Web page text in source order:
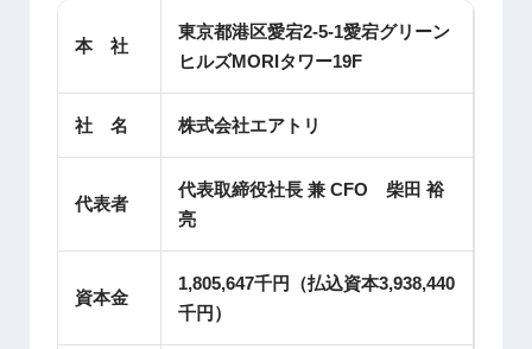
本 社
東京都港区愛宕2-5-1愛宕グリーン
ヒルズMORIタワー19F
社 名 株式会社エアトリ
代表者
代表取締役社長 兼 CFO 柴田 裕
亮
資本金
1,805,647千円（払込資本3,938,440
千円）